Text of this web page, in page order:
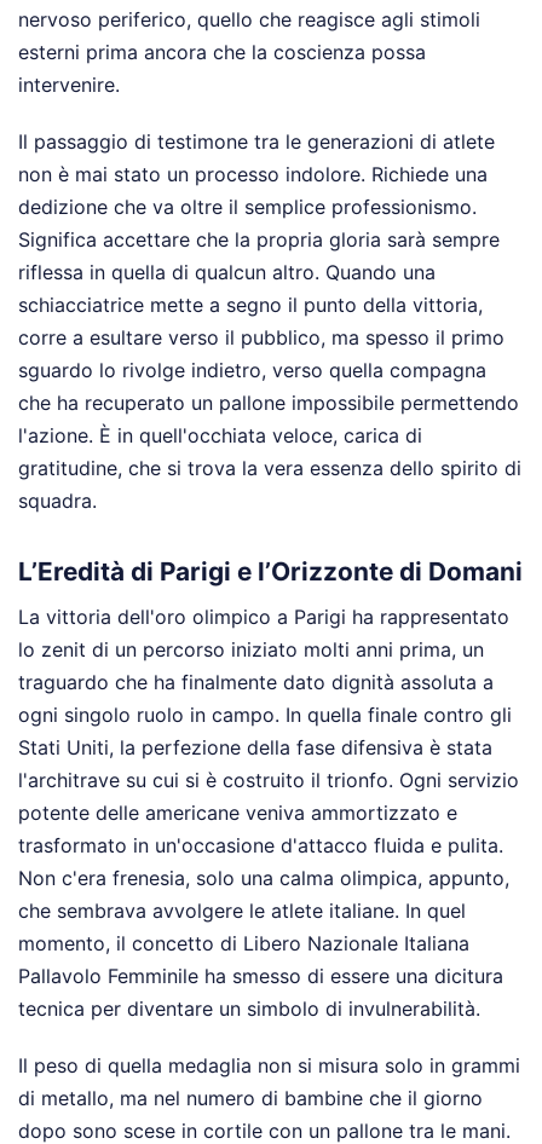
nervoso periferico, quello che reagisce agli stimoli
esterni prima ancora che la coscienza possa
intervenire.
Il passaggio di testimone tra le generazioni di atlete
non è mai stato un processo indolore. Richiede una
dedizione che va oltre il semplice professionismo.
Significa accettare che la propria gloria sarà sempre
riflessa in quella di qualcun altro. Quando una
schiacciatrice mette a segno il punto della vittoria,
corre a esultare verso il pubblico, ma spesso il primo
sguardo lo rivolge indietro, verso quella compagna
che ha recuperato un pallone impossibile permettendo
l'azione. È in quell'occhiata veloce, carica di
gratitudine, che si trova la vera essenza dello spirito di
squadra.
L’Eredità di Parigi e l’Orizzonte di Domani
La vittoria dell'oro olimpico a Parigi ha rappresentato
lo zenit di un percorso iniziato molti anni prima, un
traguardo che ha finalmente dato dignità assoluta a
ogni singolo ruolo in campo. In quella finale contro gli
Stati Uniti, la perfezione della fase difensiva è stata
l'architrave su cui si è costruito il trionfo. Ogni servizio
potente delle americane veniva ammortizzato e
trasformato in un'occasione d'attacco fluida e pulita.
Non c'era frenesia, solo una calma olimpica, appunto,
che sembrava avvolgere le atlete italiane. In quel
momento, il concetto di Libero Nazionale Italiana
Pallavolo Femminile ha smesso di essere una dicitura
tecnica per diventare un simbolo di invulnerabilità.
Il peso di quella medaglia non si misura solo in grammi
di metallo, ma nel numero di bambine che il giorno
dopo sono scese in cortile con un pallone tra le mani.